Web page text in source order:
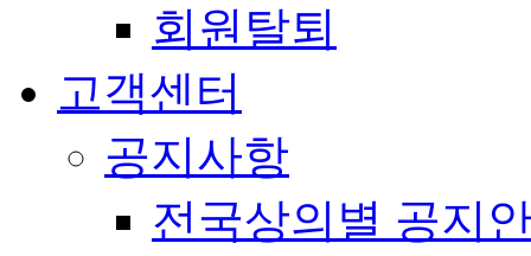
회원탈퇴
고객센터
공지사항
전국상의별 공지